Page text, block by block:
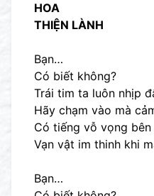
HOA
THIỆN LÀNH
Bạn…
Có biết không?
Trái tim ta luôn nhịp
Hãy chạm vào mà
Có tiếng vỗ vọng
Vạn vật im thinh khi
Bạn…